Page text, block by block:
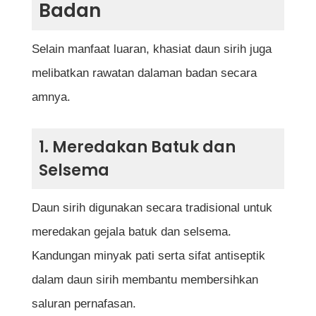
Badan
Selain manfaat luaran, khasiat daun sirih juga
melibatkan rawatan dalaman badan secara
amnya.
1. Meredakan Batuk dan
Selsema
Daun sirih digunakan secara tradisional untuk
meredakan gejala batuk dan selsema.
Kandungan minyak pati serta sifat antiseptik
dalam daun sirih membantu membersihkan
saluran pernafasan.